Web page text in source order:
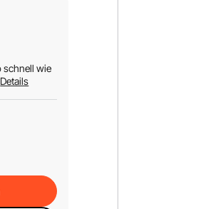
schnell wie
Details